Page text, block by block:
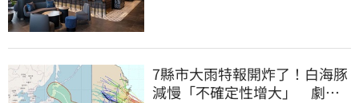
7縣市大雨特報開炸了！白海豚
減慢「不確定性增大」 劇烈